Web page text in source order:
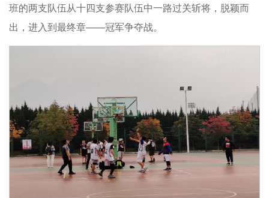
班的两支队伍从十四支参赛队伍中一路过关斩将，脱颖而
出，进入到最终章——冠军争夺战。